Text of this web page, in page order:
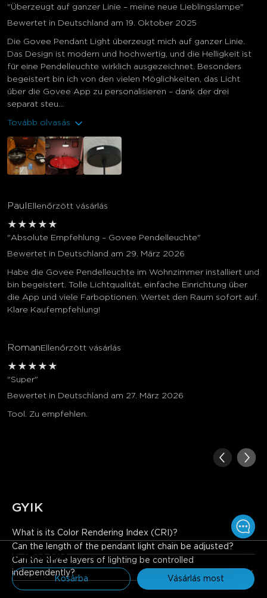
€169.99
Kosárba Vásárlás most
"Überzeugt auf ganzer Linie – meine neue Lieblingslampe"
Bewertet in Deutschland am 19. Oktober 2025
Die Govee Pendant Light überzeugt mich auf ganzer Linie.
Das Design ist modern und hochwertig, und die Helligkeit ist
für eine Pendelleuchte wirklich ausgezeichnet. Besonders
begeistert bin ich von den vielen Möglichkeiten, das Licht
über die Govee App zu personalisieren – dank der drei
separat steu...
Tovább olvasás
Paul Ellenőrzött vásárlás
★ ★ ★ ★ ★
"Absolute Empfehlung – Govee Pendelleuchte"
Bewertet in Deutschland am 29. März 2026
Habe die Govee Pendelleuchte im Wohnzimmer installiert und
bin begeistert. Tolle Lichtqualität, einfache Einrichtung über
die App und viele Farboptionen. Wertet den Raum sofort auf.
Klare Kaufempfehlung!
Roman Ellenőrzött vásárlás
★ ★ ★ ★ ★
"Super"
Bewertet in Deutschland am 27. März 2026
Tool. Zu empfehlen.
GYIK
What is its Color Rendering Index (CRI)?
As a high-quality smart lighting fixture, it features a high Color
Rendering Index (CRI ≥95), enabling more accurate
reproduction of object colors. This makes home environments
and food appear more vibrant and vivid.
Can the length of the pendant light chain be adjusted?
Can the three layers of lighting be controlled
independently?